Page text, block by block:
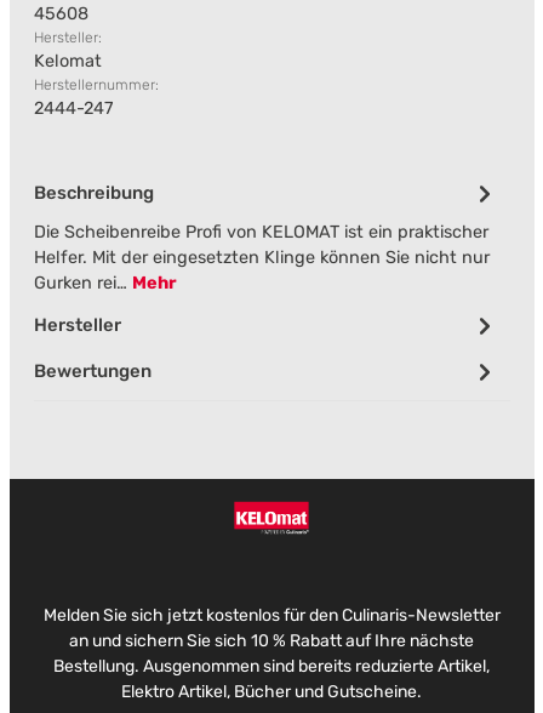
45608
Hersteller:
Kelomat
Herstellernummer:
2444-247
Beschreibung
Die Scheibenreibe Profi von KELOMAT ist ein praktischer
Helfer. Mit der eingesetzten Klinge können Sie nicht nur
Gurken rei… Mehr
Hersteller
Bewertungen
Melden Sie sich jetzt kostenlos für den Culinaris-Newsletter
an und sichern Sie sich 10 % Rabatt auf Ihre nächste
Bestellung. Ausgenommen sind bereits reduzierte Artikel,
Elektro Artikel, Bücher und Gutscheine.